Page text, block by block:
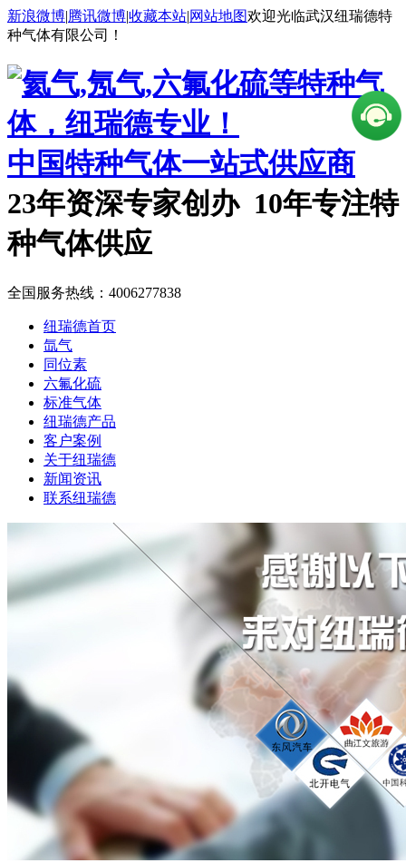
新浪微博|腾讯微博|收藏本站|网站地图欢迎光临武汉纽瑞德特
种气体有限公司！
中国特种气体一站式供应商
23年资深专家创办 10年专注特
种气体供应
全国服务热线： 4006277838
纽瑞德首页
氙气
同位素
六氟化硫
标准气体
纽瑞德产品
客户案例
关于纽瑞德
新闻资讯
联系纽瑞德